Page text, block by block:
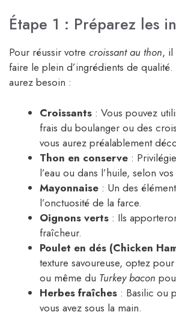
Étape 1 : Préparez les
Pour réussir votre croissant au thon, il
faire le plein d’ingrédients de
aurez besoin :
Croissants : Vous pouvez
frais du boulanger ou des
vous aurez préalablement
Thon en conserve :
l’eau ou dans l’huile, selon
Mayonnaise : Un des
l’onctuosité de la farce.
Oignons verts : Ils
fraîcheur.
Poulet en dés (Chicken
texture savoureuse, optez
ou même du Turkey bacon
Herbes fraîches : Basilic ou
vous avez sous la main.